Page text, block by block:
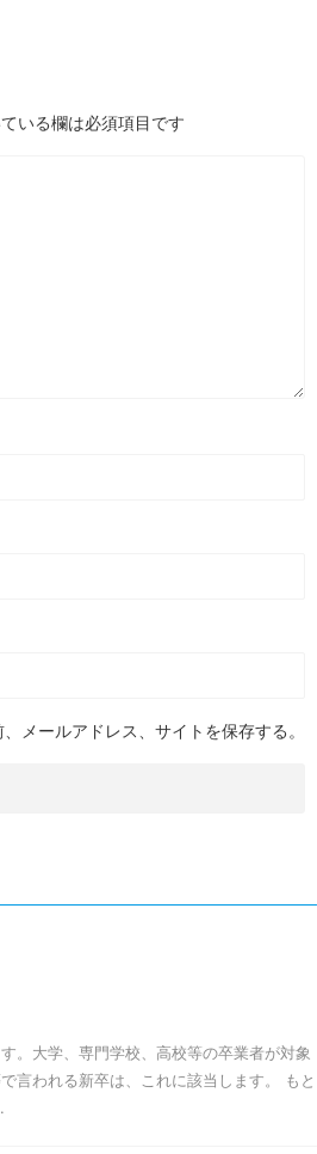
いる欄は必須項目です
メールアドレス、サイトを保存する。
。大学、専門学校、高校等の卒業者が対象
言われる新卒は、これに該当します。 もと